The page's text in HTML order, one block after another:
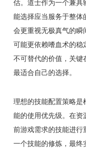
估。道士作为一个兼具
能选择应当服务于整体
会更重视无极真气的瞬
可能更依赖嗜血术的稳
不可替代的价值，关键
最适合自己的选择。
理想的技能配置策略是
能的使用优先级。在资
前游戏需求的技能进行
一个技能的修炼，最终